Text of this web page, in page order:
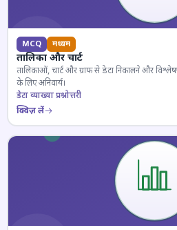
MCQ मध्यम
तालिका और चार्ट
तालिकाओं, चार्ट और ग्राफ से डेटा निकालने और
के लिए अनिवार्य।
डेटा व्याख्या प्रश्नोत्तरी
क्विज़ लें